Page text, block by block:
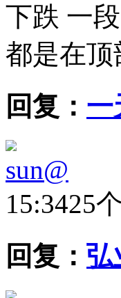
下跌 一
都是在顶
回复： 一
sun@
15:3425
回复： 弘